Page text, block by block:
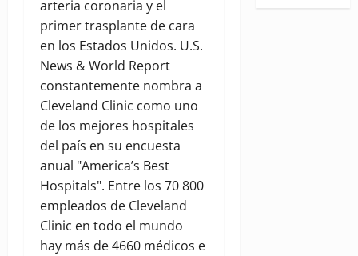
arteria coronaria y el
primer trasplante de cara
en los Estados Unidos. U.S.
News & World Report
constantemente nombra a
Cleveland Clinic como uno
de los mejores hospitales
del país en su encuesta
anual "America’s Best
Hospitals". Entre los 70 800
empleados de Cleveland
Clinic en todo el mundo
hay más de 4660 médicos e